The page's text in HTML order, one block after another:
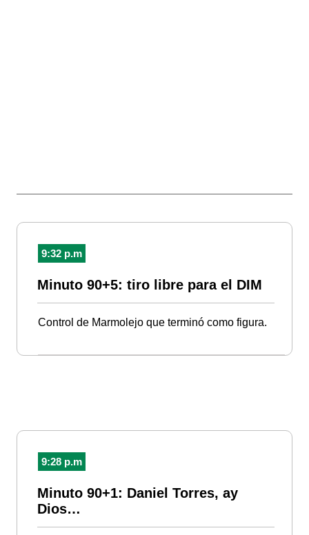
9:32 p.m
Minuto 90+5: tiro libre para el DIM
Control de Marmolejo que terminó como figura.
9:28 p.m
Minuto 90+1: Daniel Torres, ay
Dios…